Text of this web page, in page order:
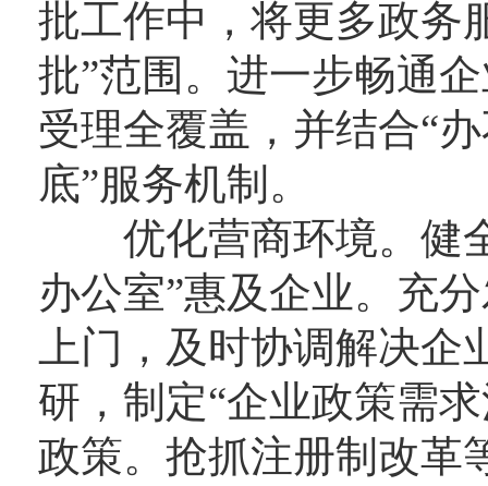
批工作中，将更多政务
批”范围。进一步畅通
受理全覆盖，并结合“
底”服务机制。
优化营商环境。健全
办公室”惠及企业。充
上门，及时协调解决
研，制定“企业政策需
政策。抢抓注册制改革